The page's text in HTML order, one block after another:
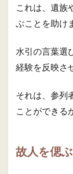
これは、遺族
ぶことを助け
水引の言葉選
経験を反映さ
それは、参列
ことができる
故人を偲